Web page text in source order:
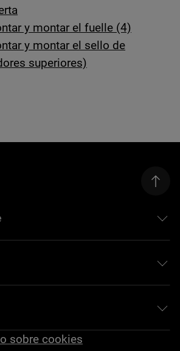
y montar el fuelle (4)
y montar el sello de
superiores)
sobre cookies